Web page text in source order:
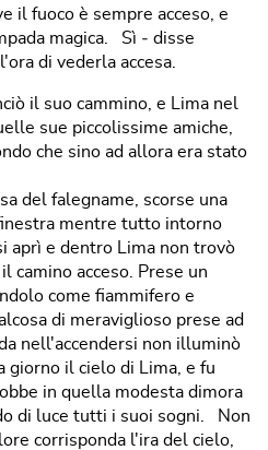
il fuoco è sempre acceso, e
magica. Sì ‐ disse
di vederla accesa.
il suo cammino, e Lima nel
sue piccolissime amiche,
che sino ad allora era stato
del falegname, scorse una
mentre tutto intorno
aprì e dentro Lima non trovò
camino acceso. Prese un
come fiammifero e
di meraviglioso prese ad
nell'accendersi non illuminò
giorno il cielo di Lima, e fu
in quella modesta dimora
di luce tutti i suoi sogni. Non
corrisponda l'ira del cielo,